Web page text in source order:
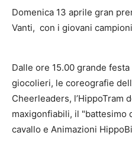
Domenica 13 aprile gran
Vanti, con i giovani
Dalle ore 15.00 grande
giocolieri, le coreografie
Cheerleaders, l’HippoTram
maxigonfiabili, il "battesimo
cavallo e Animazioni